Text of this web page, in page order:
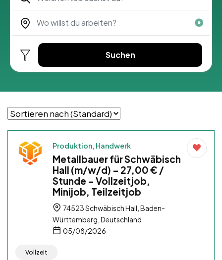
Suchen
Produktion, Handwerk
Metallbauer für Schwäbisch
Hall (m/w/d) – 27,00 € /
Stunde – Vollzeitjob,
Minijob, Teilzeitjob
74523 Schwäbisch Hall, Baden-
Württemberg, Deutschland
05/08/2026
Vollzeit